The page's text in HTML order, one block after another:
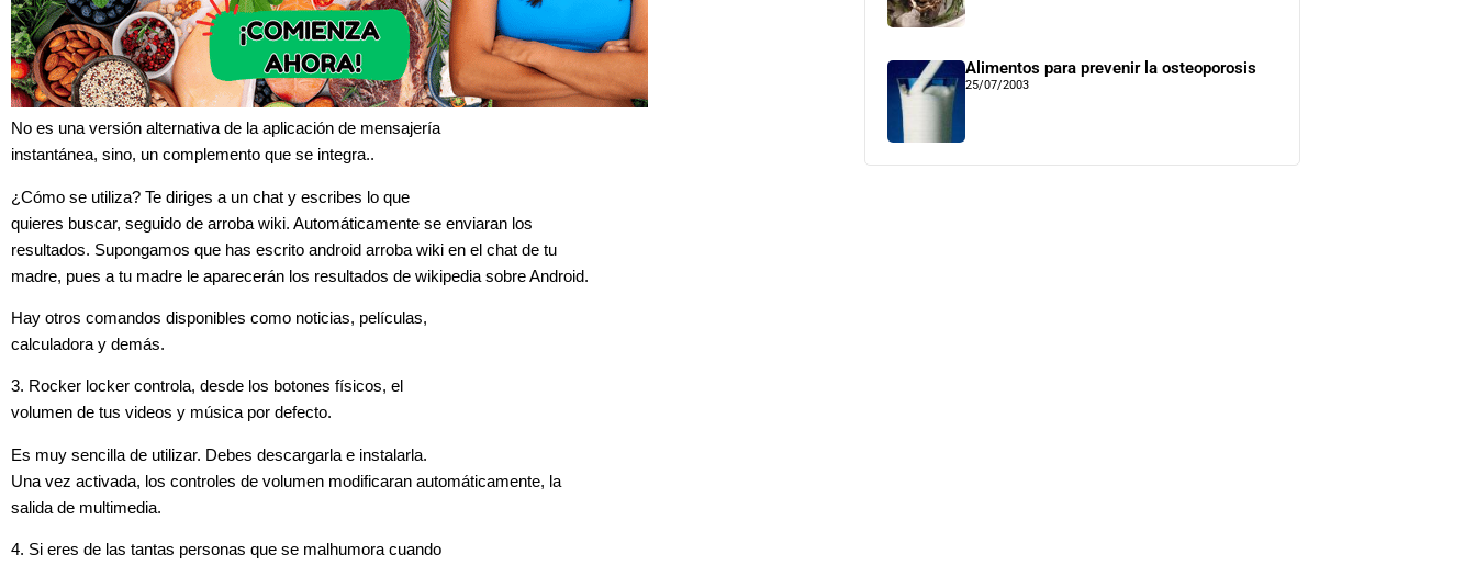
No es una versión alternativa de la aplicación de mensajería
instantánea, sino, un complemento que se integra..
¿Cómo se utiliza? Te diriges a un chat y escribes lo que
quieres buscar, seguido de arroba wiki. Automáticamente se enviaran los
resultados. Supongamos que has escrito android arroba wiki en el chat de tu
madre, pues a tu madre le aparecerán los resultados de wikipedia sobre Android.
Hay otros comandos disponibles como noticias, películas,
calculadora y demás.
3. Rocker locker controla, desde los botones físicos, el
volumen de tus videos y música por defecto.
Es muy sencilla de utilizar. Debes descargarla e instalarla.
Una vez activada, los controles de volumen modificaran automáticamente, la
salida de multimedia.
4. Si eres de las tantas personas que se malhumora cuando
Alimentos para prevenir la osteoporosis
25/07/2003